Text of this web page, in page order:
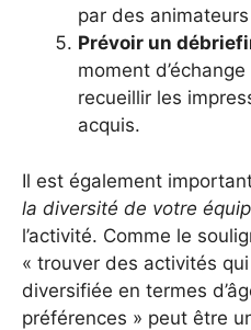
par des
Prévoir un
moment
recueillir les
acquis.
Il est également
la diversité de votre
l’activité. Comme le
« trouver des activités
diversifiée en termes
préférences » peut être